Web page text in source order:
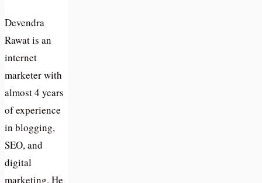
Devendra
Rawat is an
internet
marketer with
almost 4 years
of experience
in blogging,
SEO, and
digital
marketing. He